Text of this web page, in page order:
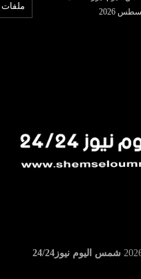
ملفات
ت...
شمس اليوم نيوز24/24